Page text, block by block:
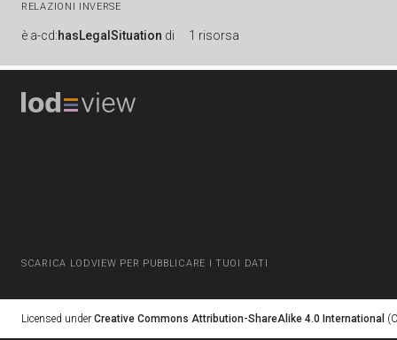
RELAZIONI INVERSE
è a-cd:hasLegalSituation di 1 risorsa
SCARICA LODVIEW PER PUBBLICARE I TUOI DATI
Licensed under Creative Commons Attribution-ShareAlike 4.0 International